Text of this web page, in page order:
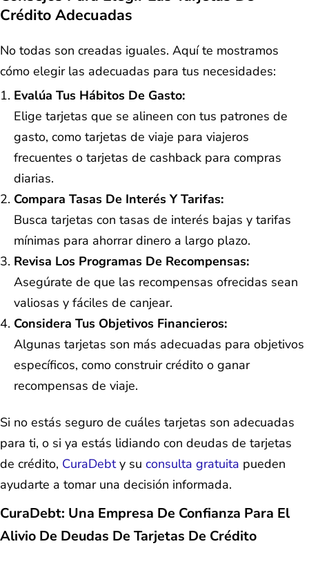
Crédito Adecuadas
No todas son creadas iguales. Aquí te mostramos
cómo elegir las adecuadas para tus necesidades:
Evalúa Tus Hábitos De Gasto:
Elige tarjetas que se alineen con tus patrones de
gasto, como tarjetas de viaje para viajeros
frecuentes o tarjetas de cashback para compras
diarias.
Compara Tasas De Interés Y Tarifas:
Busca tarjetas con tasas de interés bajas y tarifas
mínimas para ahorrar dinero a largo plazo.
Revisa Los Programas De Recompensas:
Asegúrate de que las recompensas ofrecidas sean
valiosas y fáciles de canjear.
Considera Tus Objetivos Financieros:
Algunas tarjetas son más adecuadas para objetivos
específicos, como construir crédito o ganar
recompensas de viaje.
Si no estás seguro de cuáles tarjetas son adecuadas
para ti, o si ya estás lidiando con deudas de tarjetas
de crédito, CuraDebty su consulta gratuita pueden
ayudarte a tomar una decisión informada.
CuraDebt: Una Empresa De Confianza Para El
Alivio De Deudas De Tarjetas De Crédito